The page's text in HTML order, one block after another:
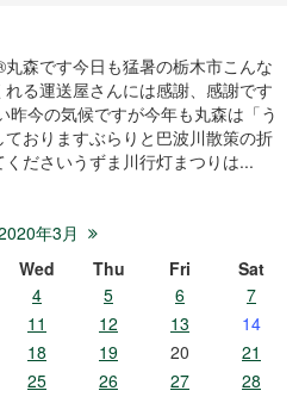
森です今日も猛暑の栃木市こんな
る運送屋さんには感謝、感謝です
今の気候ですが今年も丸森は「う
おりますぶらりと巴波川散策の折
ださいうずま川行灯まつりは...
年3月
Wed Thu Fri
Sat
4 5 6
7
11 12 13
14
18 19 20
21
25 26 27
28